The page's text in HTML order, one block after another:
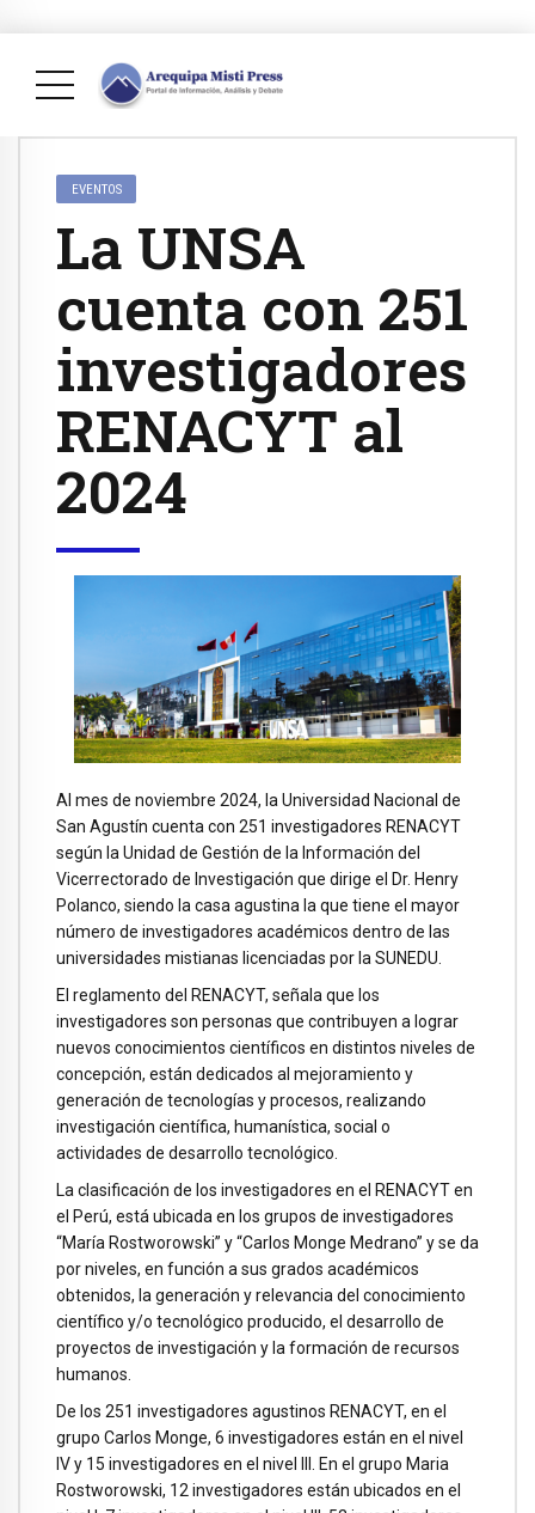
EVENTOS
La UNSA
cuenta con 251
investigadores
RENACYT al
2024
Al mes de noviembre 2024, la Universidad Nacional de
San Agustín cuenta con 251 investigadores RENACYT
según la Unidad de Gestión de la Información del
Vicerrectorado de Investigación que dirige el Dr. Henry
Polanco, siendo la casa agustina la que tiene el mayor
número de investigadores académicos dentro de las
universidades mistianas licenciadas por la SUNEDU.
El reglamento del RENACYT, señala que los
investigadores son personas que contribuyen a lograr
nuevos conocimientos científicos en distintos niveles de
concepción, están dedicados al mejoramiento y
generación de tecnologías y procesos, realizando
investigación científica, humanística, social o
actividades de desarrollo tecnológico.
La clasificación de los investigadores en el RENACYT en
el Perú, está ubicada en los grupos de investigadores
“María Rostworowski” y “Carlos Monge Medrano” y se da
por niveles, en función a sus grados académicos
obtenidos, la generación y relevancia del conocimiento
científico y/o tecnológico producido, el desarrollo de
proyectos de investigación y la formación de recursos
humanos.
De los 251 investigadores agustinos RENACYT, en el
grupo Carlos Monge, 6 investigadores están en el nivel
IV y 15 investigadores en el nivel III. En el grupo Maria
Rostworowski, 12 investigadores están ubicados en el